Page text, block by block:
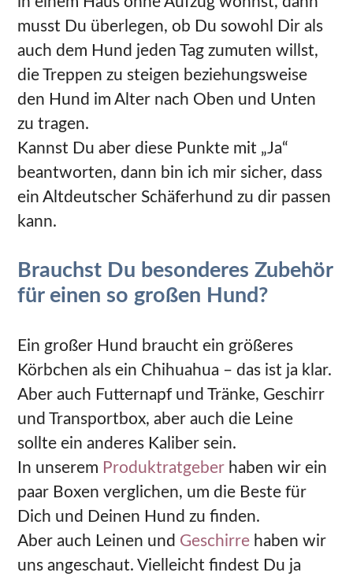
musst Du überlegen, ob Du sowohl Dir als
auch dem Hund jeden Tag zumuten willst,
die Treppen zu steigen beziehungsweise
den Hund im Alter nach Oben und Unten
zu tragen.
Kannst Du aber diese Punkte mit „Ja“
beantworten, dann bin ich mir sicher, dass
ein Altdeutscher Schäferhund zu dir passen
kann.
Brauchst Du besonderes Zubehör
für einen so großen Hund?
Ein großer Hund braucht ein größeres
Körbchen als ein Chihuahua – das ist ja klar.
Aber auch Futternapf und Tränke, Geschirr
und Transportbox, aber auch die Leine
sollte ein anderes Kaliber sein.
In unserem Produktratgeber haben wir ein
paar Boxen verglichen, um die Beste für
Dich und Deinen Hund zu finden.
Aber auch Leinen und Geschirre haben wir
uns angeschaut. Vielleicht findest Du ja